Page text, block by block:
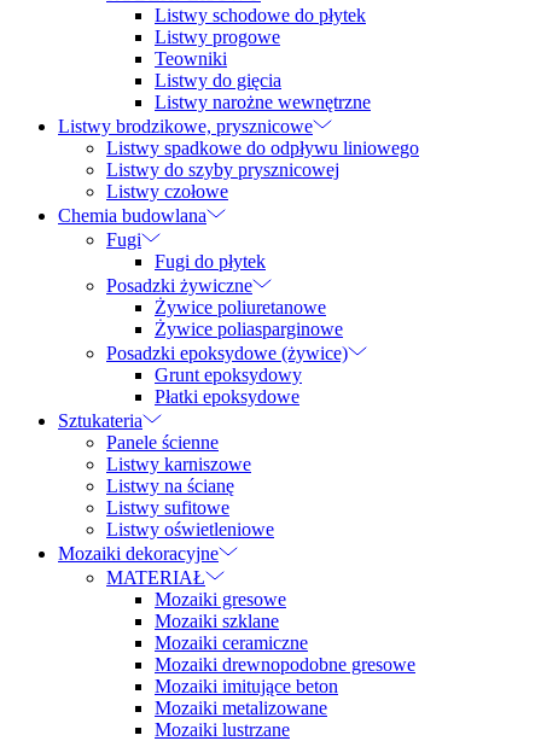
Listwy schodowe do płytek
Listwy progowe
Teowniki
Listwy do gięcia
Listwy narożne wewnętrzne
Listwy brodzikowe, prysznicowe
Listwy spadkowe do odpływu liniowego
Listwy do szyby prysznicowej
Listwy czołowe
Chemia budowlana
Fugi
Fugi do płytek
Posadzki żywiczne
Żywice poliuretanowe
Żywice poliasparginowe
Posadzki epoksydowe (żywice)
Grunt epoksydowy
Płatki epoksydowe
Sztukateria
Panele ścienne
Listwy karniszowe
Listwy na ścianę
Listwy sufitowe
Listwy oświetleniowe
Mozaiki dekoracyjne
MATERIAŁ
Mozaiki gresowe
Mozaiki szklane
Mozaiki ceramiczne
Mozaiki drewnopodobne gresowe
Mozaiki imitujące beton
Mozaiki metalizowane
Mozaiki lustrzane